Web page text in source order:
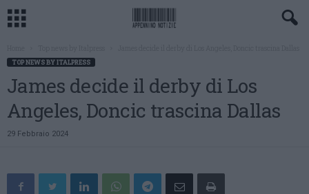
TOP NEWS BY ITALPRESS
James decide il derby di Los
Angeles, Doncic trascina Dallas
29 Febbraio 2024